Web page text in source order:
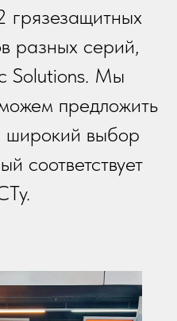
разных серий,
Solutions. Мы
предложить
широкий выбор
соответствует